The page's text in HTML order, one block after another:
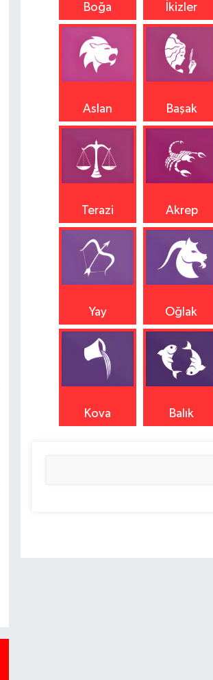
Boğa İkizler
Aslan Başak
Terazi Akrep
Yay Oğlak
Kova Balık